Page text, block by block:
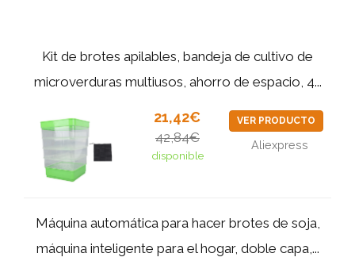
Kit de brotes apilables, bandeja de cultivo de
microverduras multiusos, ahorro de espacio, 4...
21,42€
42,84€
disponible
VER PRODUCTO
Aliexpress
Máquina automática para hacer brotes de soja,
máquina inteligente para el hogar, doble capa,...